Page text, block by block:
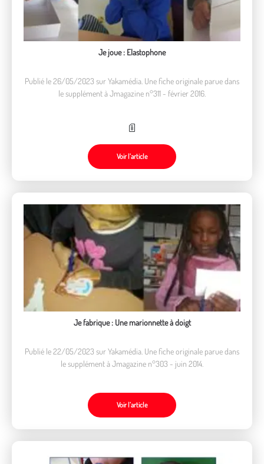
Je joue : Elastophone
Publié le 26/05/2023 sur Yakamédia. Une fiche originale parue dans
le supplément à Jmagazine n°311 - février 2016.
Voir l’article
Je fabrique : Une marionnette à doigt
Publié le 22/05/2023 sur Yakamédia. Une fiche originale parue dans
le supplément à Jmagazine n°303 - juin 2014.
Voir l’article